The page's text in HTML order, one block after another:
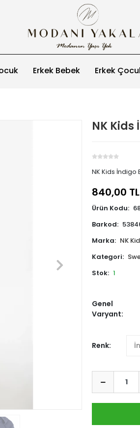
Erkek Bebek Erkek
NK Kids
NK Kids İndigo
840,00 TL
Ürün Kodu:
Barkod:
Marka: NK
Kategori:
Stok: 1
Genel
Varyant:
Renk: